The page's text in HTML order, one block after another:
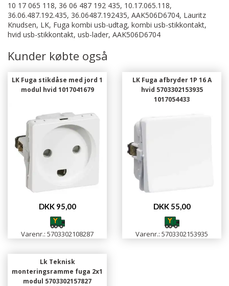
10 17 065 118, 36 06 487 192 435, 10.17.065.118,
36.06.487.192.435, 36.06487.192435, AAK506D6704, Lauritz
Knudsen, LK, Fuga kombi usb-udtag, kombi usb-stikkontakt,
hvid usb-stikkontakt, usb-lader, AAK506D6704
Kunder købte også
LK Fuga stikdåse med jord 1
modul hvid 1017041679
DKK 95,00
Varenr.: 5703302108287
LK Fuga afbryder 1P 16 A
hvid 5703302153935
1017054433
DKK 55,00
Varenr.: 5703302153935
Lk Teknisk
monteringsramme fuga 2x1
modul 5703302157827